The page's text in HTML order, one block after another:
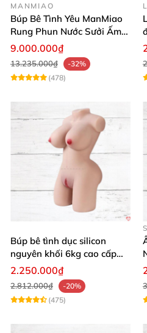
MANMIAO
Búp Bê Tình Yêu ManMiao
Rung Phun Nước Sưởi Ấm
Thông Minh
9.000.000₫
13.235.000₫
-32%
(478)
Búp bê tình dục silicon
nguyên khối 6kg cao cấp
giá rẻ mềm mại
2.250.000₫
2.812.000₫
-20%
(475)